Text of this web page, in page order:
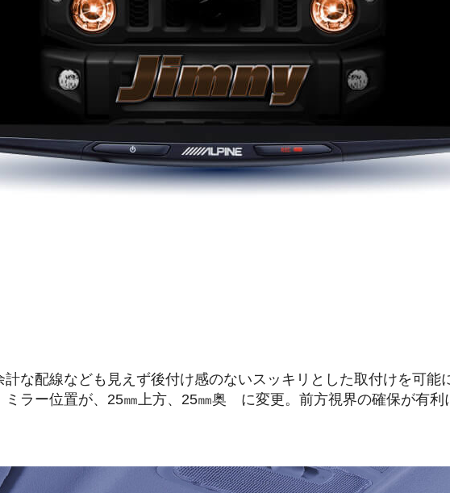
な配線なども見えず後付け感のないスッキリとした取付けを可能
ラー位置が、25㎜上方、25㎜奥 に変更。前方視界の確保が有利